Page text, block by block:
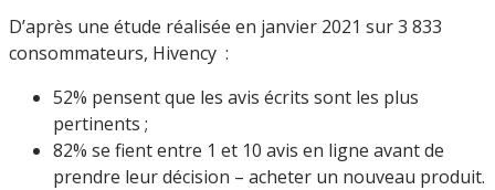
D’après une étude réalisée en janvier 2021 sur 3 833
consommateurs, Hivency :
52% pensent que les avis écrits sont les plus
pertinents ;
82% se fient entre 1 et 10 avis en ligne avant de
prendre leur décision – acheter un nouveau produit.